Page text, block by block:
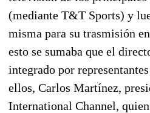
(mediante T&T Sports) y
misma para su trasmisión
esto se sumaba que el
integrado por
ellos, Carlos Martínez,
International Channel,